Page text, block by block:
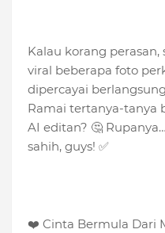
Kalau korang
viral beberapa foto
dipercayai
Ramai tertanya-tanya
AI editan? 🤔
sahih, guys! ✅
❤️ Cinta Bermula Dari